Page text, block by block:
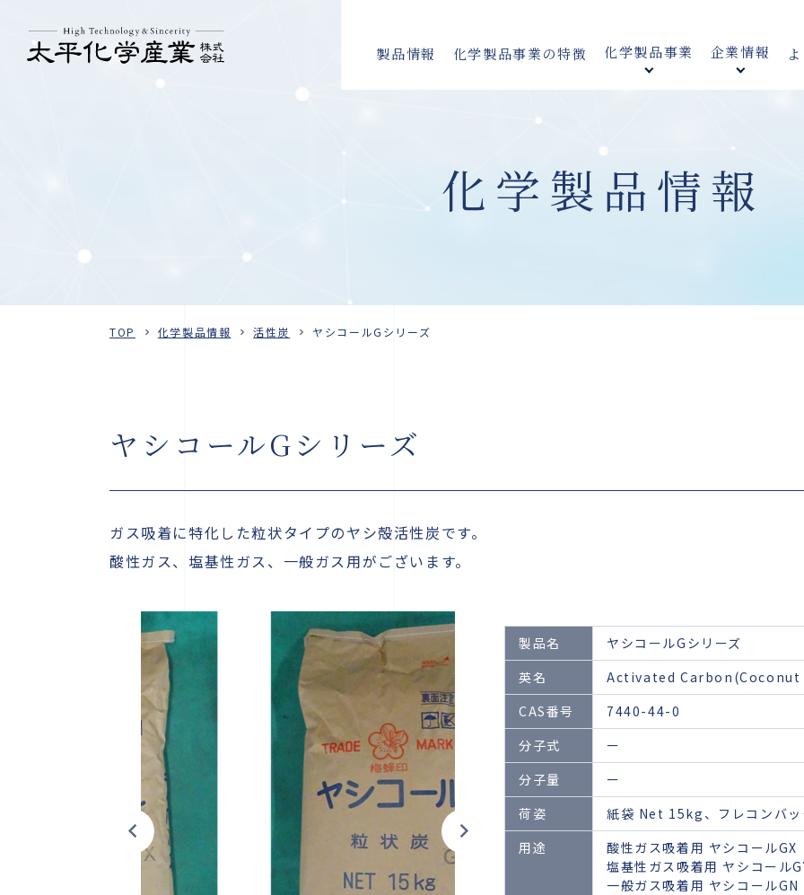
製品情報 化学製品事業の特徴 化学製品事業 企業情報
化学製品情報
TOP 化学製品情報 活性炭 ヤシコールGシリーズ
ヤシコールGシリーズ
ガス吸着に特化した粒状タイプのヤシ殻活性炭です。
酸性ガス、塩基性ガス、一般ガス用がございます。
製品名
ヤシコールGシリーズ
英名
Activated Carbon(Coconut
CAS番号
7440-44-0
分子式
ー
分子量
ー
荷姿
紙袋 Net 15kg、フレコンバッ
用途
酸性ガス吸着用 ヤシコールGX
塩基性ガス吸着用 ヤシコール
一般ガス吸着用 ヤシコールGN